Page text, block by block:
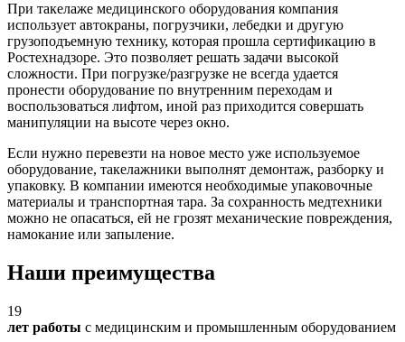
При такелаже медицинского оборудования компания
использует автокраны, погрузчики, лебедки и другую
грузоподъемную технику, которая прошла сертификацию в
Ростехнадзоре. Это позволяет решать задачи высокой
сложности. При погрузке/разгрузке не всегда удается
пронести оборудование по внутренним переходам и
воспользоваться лифтом, иной раз приходится совершать
манипуляции на высоте через окно.
Если нужно перевезти на новое место уже используемое
оборудование, такелажники выполнят демонтаж, разборку и
упаковку. В компании имеются необходимые упаковочные
материалы и транспортная тара. За сохранность медтехники
можно не опасаться, ей не грозят механические повреждения,
намокание или запыление.
Наши преимущества
19
лет работы с медицинским и промышленным оборудованием